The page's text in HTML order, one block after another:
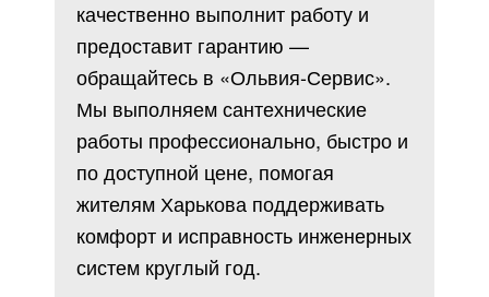
качественно выполнит работу и
предоставит гарантию —
обращайтесь в «Ольвия-Сервис».
Мы выполняем сантехнические
работы профессионально, быстро и
по доступной цене, помогая
жителям Харькова поддерживать
комфорт и исправность инженерных
систем круглый год.